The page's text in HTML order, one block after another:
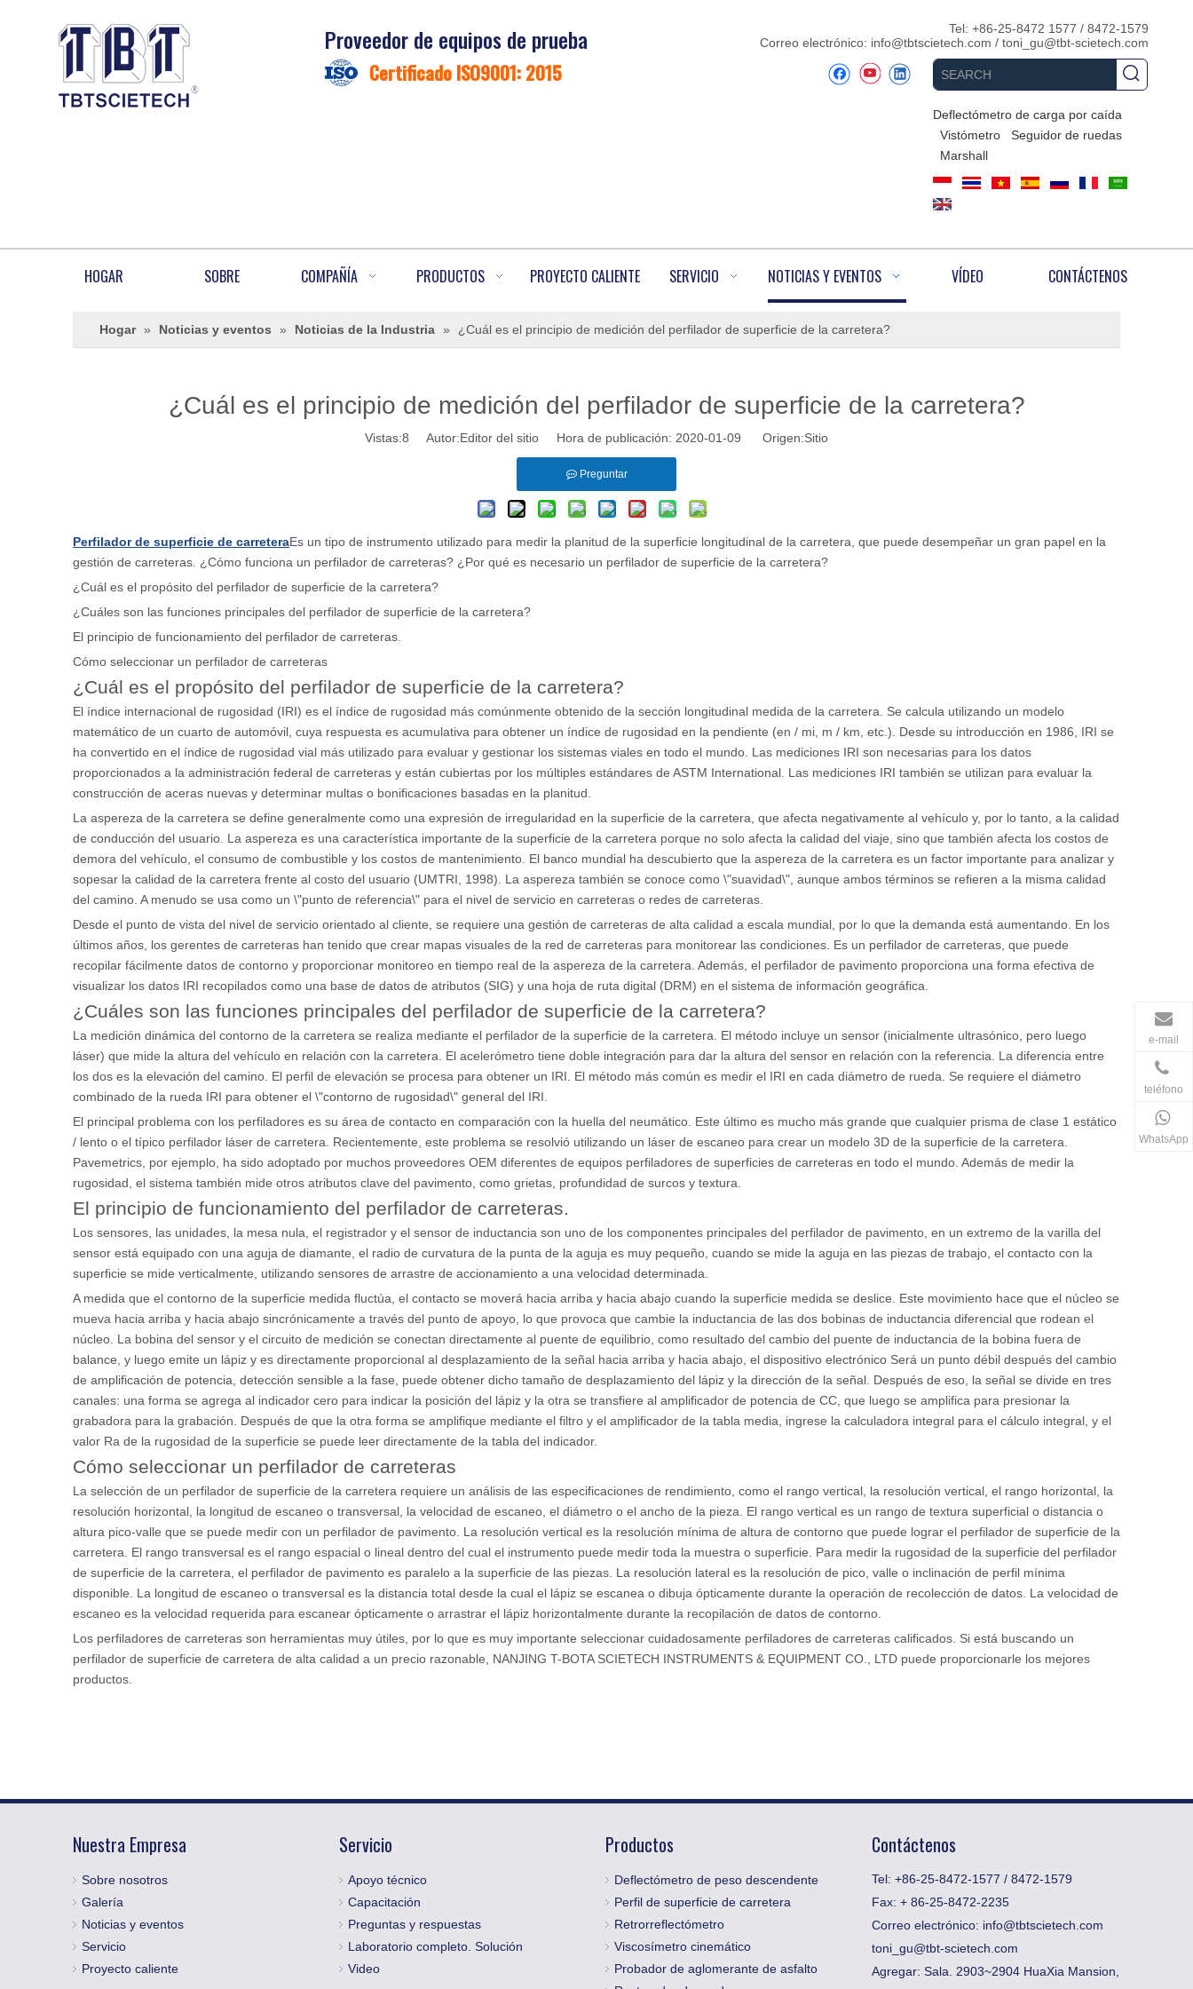
Proveedor de equipos de prueba
Certificado ISO9001: 2015
Tel: +86-25-8472 1577 / 8472-1579
Correo electrónico: info@tbtscietech.com / toni_gu@tbt-scietech.com
Deflectómetro de carga por caída
Vistómetro
Seguidor de ruedas
Marshall
HOGAR SOBRE COMPAÑÍA PRODUCTOS PROYECTO CALIENTE SERVICIO NOTICIAS Y EVENTOS VÍDEO CONTÁCTENOS
Hogar » Noticias y eventos » Noticias de la Industria » ¿Cuál es el principio de medición del perfilador de superficie de la carretera?
¿Cuál es el principio de medición del perfilador de superficie de la carretera?
Vistas:8 Autor:Editor del sitio Hora de publicación: 2020-01-09 Origen:Sitio
Preguntar
Perfilador de superficie de carreteraEs un tipo de instrumento utilizado para medir la planitud de la superficie longitudinal de la carretera, que puede desempeñar un gran papel en la
gestión de carreteras. ¿Cómo funciona un perfilador de carreteras? ¿Por qué es necesario un perfilador de superficie de la carretera?
¿Cuál es el propósito del perfilador de superficie de la carretera?
¿Cuáles son las funciones principales del perfilador de superficie de la carretera?
El principio de funcionamiento del perfilador de carreteras.
Cómo seleccionar un perfilador de carreteras
¿Cuál es el propósito del perfilador de superficie de la carretera?
El índice internacional de rugosidad (IRI) es el índice de rugosidad más comúnmente obtenido de la sección longitudinal medida de la carretera. Se calcula utilizando un modelo
matemático de un cuarto de automóvil, cuya respuesta es acumulativa para obtener un índice de rugosidad en la pendiente (en / mi, m / km, etc.). Desde su introducción en 1986, IRI se
ha convertido en el índice de rugosidad vial más utilizado para evaluar y gestionar los sistemas viales en todo el mundo. Las mediciones IRI son necesarias para los datos
proporcionados a la administración federal de carreteras y están cubiertas por los múltiples estándares de ASTM International. Las mediciones IRI también se utilizan para evaluar la
construcción de aceras nuevas y determinar multas o bonificaciones basadas en la planitud.
La aspereza de la carretera se define generalmente como una expresión de irregularidad en la superficie de la carretera, que afecta negativamente al vehículo y, por lo tanto, a la calidad
de conducción del usuario. La aspereza es una característica importante de la superficie de la carretera porque no solo afecta la calidad del viaje, sino que también afecta los costos de
demora del vehículo, el consumo de combustible y los costos de mantenimiento. El banco mundial ha descubierto que la aspereza de la carretera es un factor importante para analizar y
sopesar la calidad de la carretera frente al costo del usuario (UMTRI, 1998). La aspereza también se conoce como \"suavidad\", aunque ambos términos se refieren a la misma calidad
del camino. A menudo se usa como un \"punto de referencia\" para el nivel de servicio en carreteras o redes de carreteras.
Desde el punto de vista del nivel de servicio orientado al cliente, se requiere una gestión de carreteras de alta calidad a escala mundial, por lo que la demanda está aumentando. En los
últimos años, los gerentes de carreteras han tenido que crear mapas visuales de la red de carreteras para monitorear las condiciones. Es un perfilador de carreteras, que puede
recopilar fácilmente datos de contorno y proporcionar monitoreo en tiempo real de la aspereza de la carretera. Además, el perfilador de pavimento proporciona una forma efectiva de
visualizar los datos IRI recopilados como una base de datos de atributos (SIG) y una hoja de ruta digital (DRM) en el sistema de información geográfica.
¿Cuáles son las funciones principales del perfilador de superficie de la carretera?
La medición dinámica del contorno de la carretera se realiza mediante el perfilador de la superficie de la carretera. El método incluye un sensor (inicialmente ultrasónico, pero luego
láser) que mide la altura del vehículo en relación con la carretera. El acelerómetro tiene doble integración para dar la altura del sensor en relación con la referencia. La diferencia entre
los dos es la elevación del camino. El perfil de elevación se procesa para obtener un IRI. El método más común es medir el IRI en cada diámetro de rueda. Se requiere el diámetro
combinado de la rueda IRI para obtener el \"contorno de rugosidad\" general del IRI.
El principal problema con los perfiladores es su área de contacto en comparación con la huella del neumático. Este último es mucho más grande que cualquier prisma de clase 1 estático
/ lento o el típico perfilador láser de carretera. Recientemente, este problema se resolvió utilizando un láser de escaneo para crear un modelo 3D de la superficie de la carretera.
Pavemetrics, por ejemplo, ha sido adoptado por muchos proveedores OEM diferentes de equipos perfiladores de superficies de carreteras en todo el mundo. Además de medir la
rugosidad, el sistema también mide otros atributos clave del pavimento, como grietas, profundidad de surcos y textura.
El principio de funcionamiento del perfilador de carreteras.
Los sensores, las unidades, la mesa nula, el registrador y el sensor de inductancia son uno de los componentes principales del perfilador de pavimento, en un extremo de la varilla del
sensor está equipado con una aguja de diamante, el radio de curvatura de la punta de la aguja es muy pequeño, cuando se mide la aguja en las piezas de trabajo, el contacto con la
superficie se mide verticalmente, utilizando sensores de arrastre de accionamiento a una velocidad determinada.
A medida que el contorno de la superficie medida fluctúa, el contacto se moverá hacia arriba y hacia abajo cuando la superficie medida se deslice. Este movimiento hace que el núcleo se
mueva hacia arriba y hacia abajo sincrónicamente a través del punto de apoyo, lo que provoca que cambie la inductancia de las dos bobinas de inductancia diferencial que rodean el
núcleo. La bobina del sensor y el circuito de medición se conectan directamente al puente de equilibrio, como resultado del cambio del puente de inductancia de la bobina fuera de
balance, y luego emite un lápiz y es directamente proporcional al desplazamiento de la señal hacia arriba y hacia abajo, el dispositivo electrónico Será un punto débil después del cambio
de amplificación de potencia, detección sensible a la fase, puede obtener dicho tamaño de desplazamiento del lápiz y la dirección de la señal. Después de eso, la señal se divide en tres
canales: una forma se agrega al indicador cero para indicar la posición del lápiz y la otra se transfiere al amplificador de potencia de CC, que luego se amplifica para presionar la
grabadora para la grabación. Después de que la otra forma se amplifique mediante el filtro y el amplificador de la tabla media, ingrese la calculadora integral para el cálculo integral, y el
valor Ra de la rugosidad de la superficie se puede leer directamente de la tabla del indicador.
Cómo seleccionar un perfilador de carreteras
La selección de un perfilador de superficie de la carretera requiere un análisis de las especificaciones de rendimiento, como el rango vertical, la resolución vertical, el rango horizontal, la
resolución horizontal, la longitud de escaneo o transversal, la velocidad de escaneo, el diámetro o el ancho de la pieza. El rango vertical es un rango de textura superficial o distancia o
altura pico-valle que se puede medir con un perfilador de pavimento. La resolución vertical es la resolución mínima de altura de contorno que puede lograr el perfilador de superficie de la
carretera. El rango transversal es el rango espacial o lineal dentro del cual el instrumento puede medir toda la muestra o superficie. Para medir la rugosidad de la superficie del perfilador
de superficie de la carretera, el perfilador de pavimento es paralelo a la superficie de las piezas. La resolución lateral es la resolución de pico, valle o inclinación de perfil mínima
disponible. La longitud de escaneo o transversal es la distancia total desde la cual el lápiz se escanea o dibuja ópticamente durante la operación de recolección de datos. La velocidad de
escaneo es la velocidad requerida para escanear ópticamente o arrastrar el lápiz horizontalmente durante la recopilación de datos de contorno.
Los perfiladores de carreteras son herramientas muy útiles, por lo que es muy importante seleccionar cuidadosamente perfiladores de carreteras calificados. Si está buscando un
perfilador de superficie de carretera de alta calidad a un precio razonable, NANJING T-BOTA SCIETECH INSTRUMENTS & EQUIPMENT CO., LTD puede proporcionarle los mejores
productos.
Nuestra Empresa
Sobre nosotros
Galería
Noticias y eventos
Servicio
Proyecto caliente
Servicio
Apoyo técnico
Capacitación
Preguntas y respuestas
Laboratorio completo. Solución
Video
Productos
Deflectómetro de peso descendente
Perfil de superficie de carretera
Retrorreflectómetro
Viscosímetro cinemático
Probador de aglomerante de asfalto
Contáctenos
Tel: +86-25-8472-1577 / 8472-1579
Fax: ​+ 86-25-8472-2235
Correo electrónico: info@tbtscietech.com
toni_gu@tbt-scietech.com
Agregar: Sala. 2903~2904 HuaXia Mansion,
e-mail
teléfono
WhatsApp